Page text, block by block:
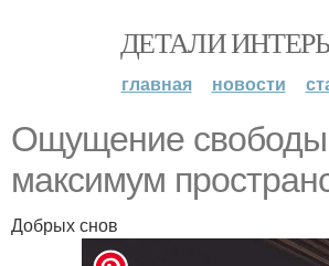
ДЕТАЛИ
главная новости
Ощущение
максимум
Добрых снов